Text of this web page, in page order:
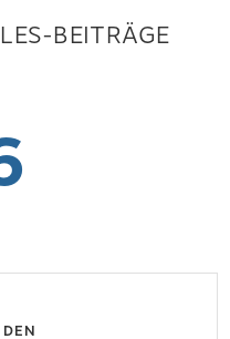
BEITRÄGE